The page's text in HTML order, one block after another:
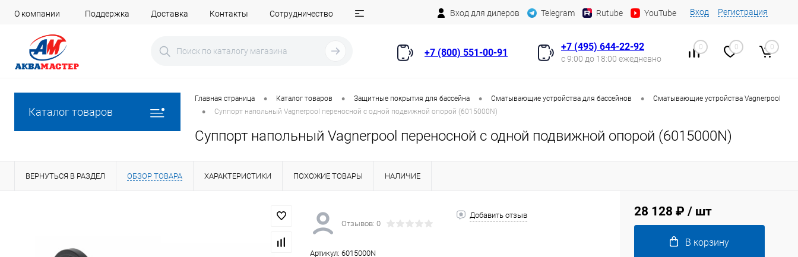
О компании Поддержка Доставка Контакты Сотрудничество Вход для дилеров Telegram Rutube YouTube Вход Регистрация
+7 (800) 551-00-91
+7 (495) 644-22-92
с 9:00 до 18:00 ежедневно
0 0 0
Каталог товаров
Главная страница • Каталог товаров • Защитные покрытия для бассейна • Сматывающие устройства для бассейнов • Сматывающие устройства Vagnerpool
• Суппорт напольный Vagnerpool переносной с одной подвижной опорой (6015000N)
Суппорт напольный Vagnerpool переносной с одной подвижной опорой (6015000N)
ВЕРНУТЬСЯ В РАЗДЕЛ ОБЗОР ТОВАРА ХАРАКТЕРИСТИКИ ПОХОЖИЕ ТОВАРЫ НАЛИЧИЕ
Отзывов: 0
Добавить отзыв
Артикул: 6015000N
28 128 ₽ / шт
В корзину